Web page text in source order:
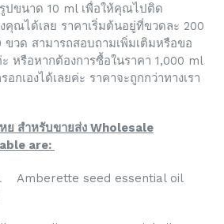
ปขนาด 10 ml เพื่อให้คุณไปติด
คุณได้เลย ราคาเริ่มต้นอยู่ที่ขวดละ 200
วด สามารถสอบถามเพิ่มเติมหรือขอ
หรือหากต้องการซื้อในราคา 1,000 ml
กเองได้เลยค่ะ ราคาจะถูกกว่าทางเรา
ย สำหรับขายส่ง Wholesale
are:
Amberette seed essential oil